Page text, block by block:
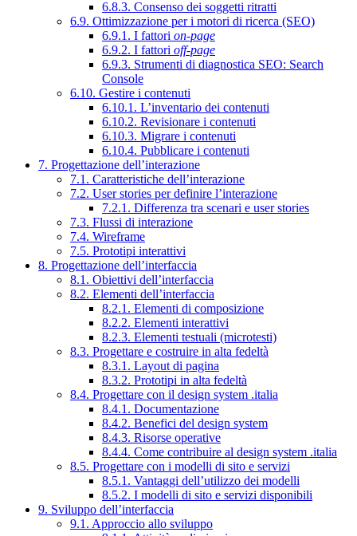
6.8.3. Consenso dei soggetti ritratti
6.9. Ottimizzazione per i motori di ricerca (SEO)
6.9.1. I fattori on-page
6.9.2. I fattori off-page
6.9.3. Strumenti di diagnostica SEO: Search
Console
6.10. Gestire i contenuti
6.10.1. L’inventario dei contenuti
6.10.2. Revisionare i contenuti
6.10.3. Migrare i contenuti
6.10.4. Pubblicare i contenuti
7. Progettazione dell’interazione
7.1. Caratteristiche dell’interazione
7.2. User stories per definire l’interazione
7.2.1. Differenza tra scenari e user stories
7.3. Flussi di interazione
7.4. Wireframe
7.5. Prototipi interattivi
8. Progettazione dell’interfaccia
8.1. Obiettivi dell’interfaccia
8.2. Elementi dell’interfaccia
8.2.1. Elementi di composizione
8.2.2. Elementi interattivi
8.2.3. Elementi testuali (microtesti)
8.3. Progettare e costruire in alta fedeltà
8.3.1. Layout di pagina
8.3.2. Prototipi in alta fedeltà
8.4. Progettare con il design system .italia
8.4.1. Documentazione
8.4.2. Benefici del design system
8.4.3. Risorse operative
8.4.4. Come contribuire al design system .italia
8.5. Progettare con i modelli di sito e servizi
8.5.1. Vantaggi dell’utilizzo dei modelli
8.5.2. I modelli di sito e servizi disponibili
9. Sviluppo dell’interfaccia
9.1. Approccio allo sviluppo